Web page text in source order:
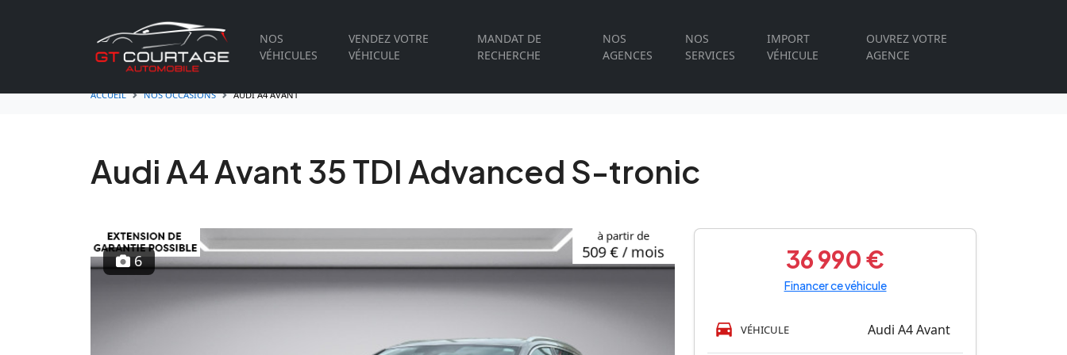
NOS
VÉHICULES
VENDEZ VOTRE
VÉHICULE
MANDAT DE
RECHERCHE
NOS
AGENCES
NOS
SERVICES
IMPORT
VÉHICULE
OUVREZ VOTRE
AGENCE
ACCUEIL NOS OCCASIONS AUDI A4 AVANT
Audi A4 Avant 35 TDI Advanced S-tronic
6 36 990 €
Financer ce véhicule
VÉHICULE Audi A4 Avant